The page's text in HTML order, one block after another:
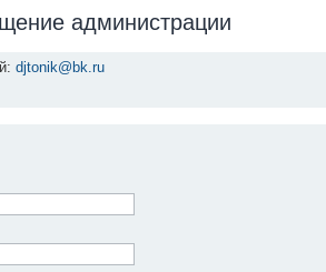
администрации
djtonik@bk.ru